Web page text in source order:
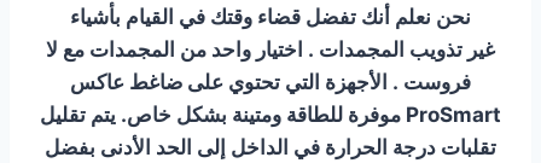
نحن نعلم أنك تفضل قضاء وقتك في القيام بأشياء
غير تذويب المجمدات . اختيار واحد من المجمدات مع لا
فروست . الأجهزة التي تحتوي على ضاغط عاكس
ProSmart موفرة للطاقة ومتينة بشكل خاص. يتم تقليل
تقلبات درجة الحرارة في الداخل إلى الحد الأدنى بفضل